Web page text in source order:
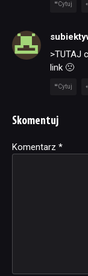
Cytuj
>TUTAJ
link 🙁
Cytuj
Skomentuj
Komentarz *
Alternative: